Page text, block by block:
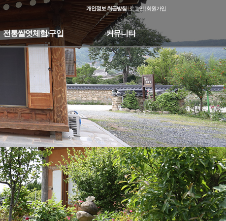
개인정보 취급방침|로그인|회원가입
전통쌀엿체험/구입 커뮤니티